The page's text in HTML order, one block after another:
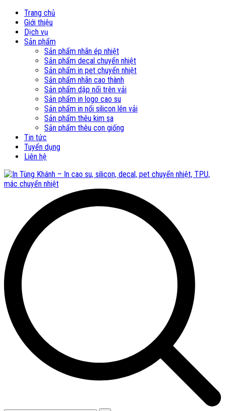
Trang chủ
Giới thiệu
Dịch vụ
Sản phẩm
Sản phẩm nhãn ép nhiệt
Sản phẩm decal chuyển nhiệt
Sản phẩm in pet chuyển nhiệt
Sản phẩm nhãn cao thành
Sản phẩm dập nổi trên vải
Sản phẩm in logo cao su
Sản phẩm in nổi silicon lên vải
Sản phẩm thêu kim sa
Sản phẩm thêu con giống
Tin tức
Tuyển dụng
Liên hệ